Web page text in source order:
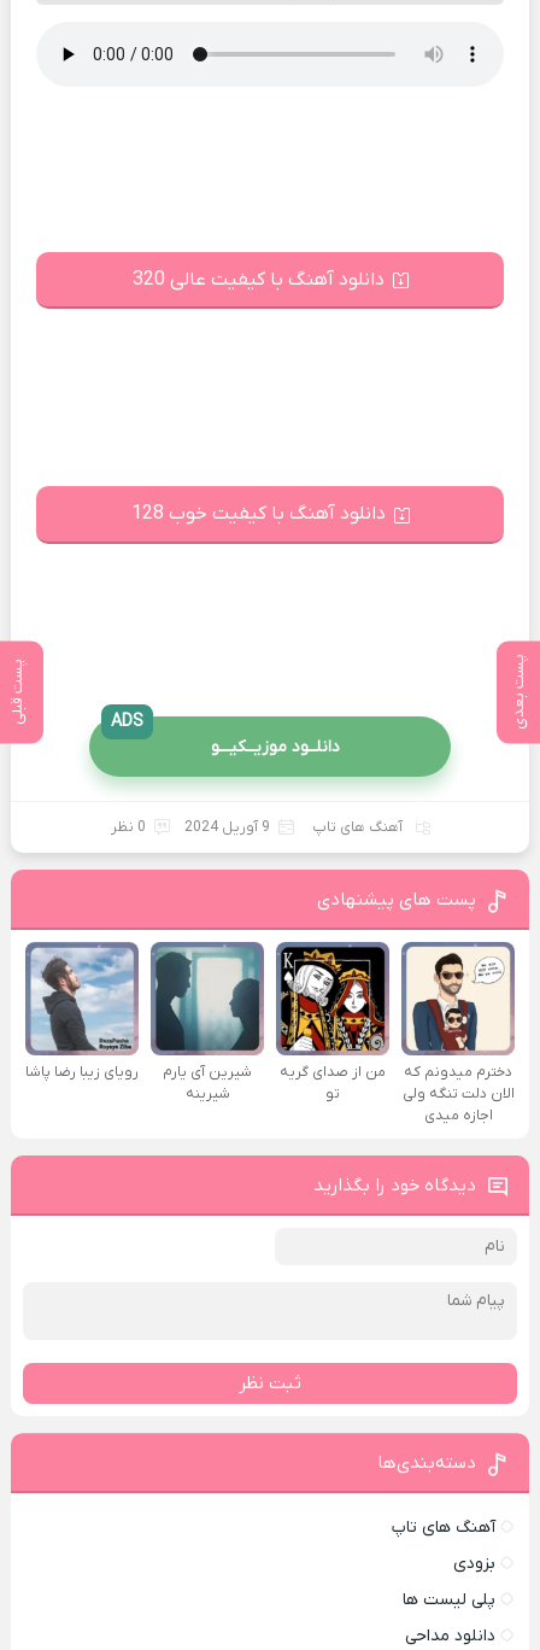
پست بعدی پست قبلی
دانلود آهنگ با کیفیت عالی 320
دانلود آهنگ با کیفیت خوب 128
دانلــود موزیــکیـــو
ADS
آهنگ های تاپ 9 آوریل 2024 0 نظر
پست های پیشنهادی
دخترم میدونم که
الان دلت تنگه ولی
اجازه میدی
من از صدای گريه
تو
شیرین آی یارم
شیرینه
رویای زیبا رضا پاشا
دیدگاه خود را بگذارید
ثبت نظر
دسته‌بندی‌ها
آهنگ های تاپ
بزودی
پلی لیست ها
دانلود مداحی